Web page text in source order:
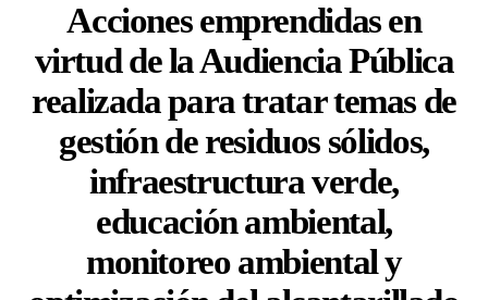
Acciones emprendidas en
virtud de la Audiencia Pública
realizada para tratar temas de
gestión de residuos sólidos,
infraestructura verde,
educación ambiental,
monitoreo ambiental y